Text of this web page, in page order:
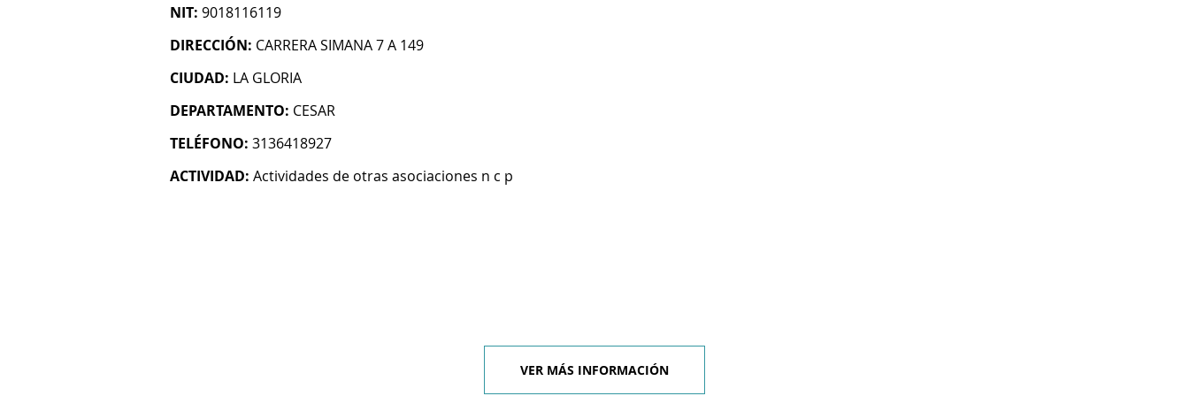
NIT: 9018116119
DIRECCIÓN: CARRERA SIMANA 7 A 149
CIUDAD: LA GLORIA
DEPARTAMENTO: CESAR
TELÉFONO: 3136418927
ACTIVIDAD: Actividades de otras asociaciones n c p
VER MÁS INFORMACIÓN